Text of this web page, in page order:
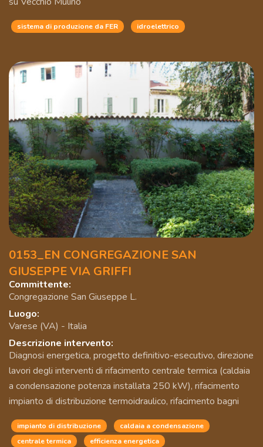
sistema di produzione da FER idroelettrico
0153_EN CONGREGAZIONE SAN
GIUSEPPE VIA GRIFFI
Committente:
Congregazione San Giuseppe L.
Luogo:
Varese (VA) - Italia
Descrizione intervento:
Diagnosi energetica, progetto definitivo-esecutivo, direzione
lavori degli interventi di rifacimento centrale termica (caldaia
a condensazione potenza installata 250 kW), rifacimento
impianto di distribuzione termoidraulico, rifacimento bagni
impianto di distribuzione
caldaia a condensazione
centrale termica
efficienza energetica